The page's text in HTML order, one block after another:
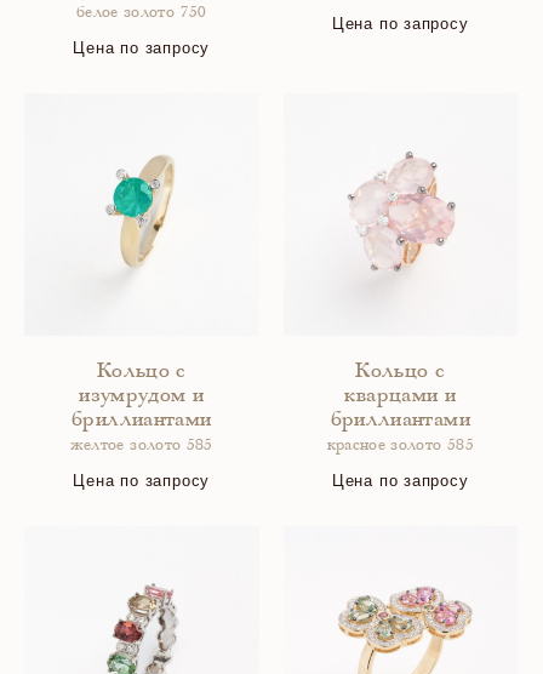
белое золото 750
Цена по запросу
Цена по запросу
Кольцо с
изумрудом и
бриллиантами
желтое золото 585
Цена по запросу
Кольцо с
кварцами и
бриллиантами
красное золото 585
Цена по запросу